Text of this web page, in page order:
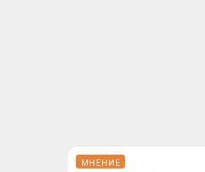
МНЕНИЕ